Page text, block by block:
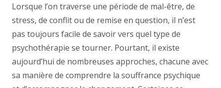
Lorsque l’on traverse une période de mal-être, de
stress, de conflit ou de remise en question, il n’est
pas toujours facile de savoir vers quel type de
psychothérapie se tourner. Pourtant, il existe
aujourd’hui de nombreuses approches, chacune avec
sa manière de comprendre la souffrance psychique